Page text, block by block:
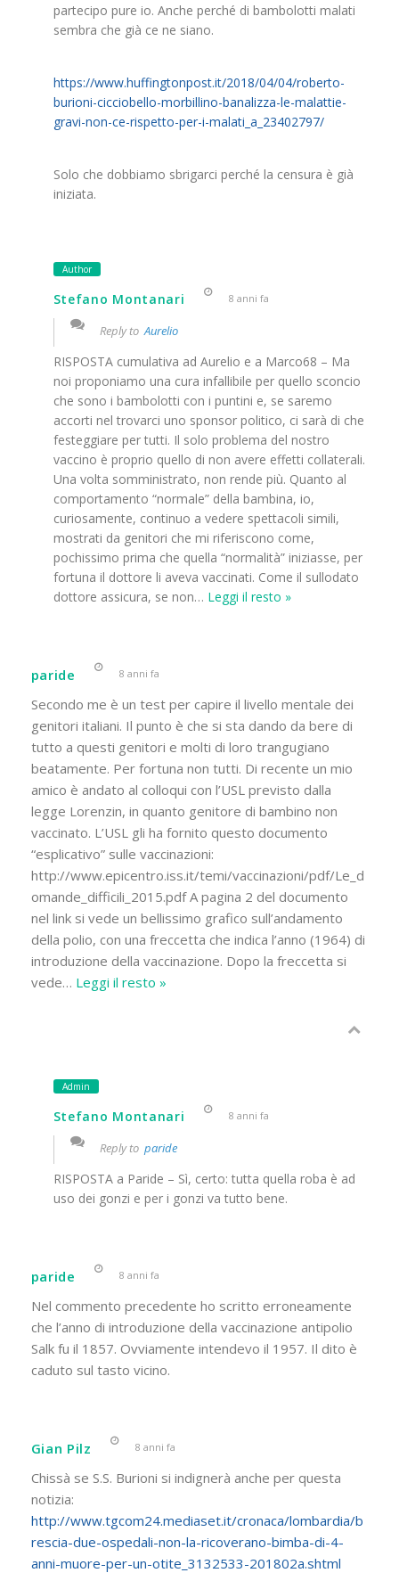
partecipo pure io. Anche perché di bambolotti malati
sembra che già ce ne siano.
https://www.huffingtonpost.it/2018/04/04/roberto-
burioni-cicciobello-morbillino-banalizza-le-malattie-
gravi-non-ce-rispetto-per-i-malati_a_23402797/
Solo che dobbiamo sbrigarci perché la censura è già
iniziata.
Author
Stefano Montanari 8 anni fa
Reply toAurelio
RISPOSTA cumulativa ad Aurelio e a Marco68 – Ma
noi proponiamo una cura infallibile per quello sconcio
che sono i bambolotti con i puntini e, se saremo
accorti nel trovarci uno sponsor politico, ci sarà di che
festeggiare per tutti. Il solo problema del nostro
vaccino è proprio quello di non avere effetti collaterali.
Una volta somministrato, non rende più. Quanto al
comportamento “normale” della bambina, io,
curiosamente, continuo a vedere spettacoli simili,
mostrati da genitori che mi riferiscono come,
pochissimo prima che quella “normalità” iniziasse, per
fortuna il dottore li aveva vaccinati. Come il sullodato
dottore assicura, se non… Leggi il resto »
paride 8 anni fa
Secondo me è un test per capire il livello mentale dei
genitori italiani. Il punto è che si sta dando da bere di
tutto a questi genitori e molti di loro trangugiano
beatamente. Per fortuna non tutti. Di recente un mio
amico è andato al colloqui con l’USL previsto dalla
legge Lorenzin, in quanto genitore di bambino non
vaccinato. L’USL gli ha fornito questo documento
“esplicativo” sulle vaccinazioni:
http://www.epicentro.iss.it/temi/vaccinazioni/pdf/Le_d
omande_difficili_2015.pdf A pagina 2 del documento
nel link si vede un bellissimo grafico sull’andamento
della polio, con una freccetta che indica l’anno (1964) di
introduzione della vaccinazione. Dopo la freccetta si
vede… Leggi il resto »
Admin
Stefano Montanari 8 anni fa
Reply to paride
RISPOSTA a Paride – Sì, certo: tutta quella roba è ad
uso dei gonzi e per i gonzi va tutto bene.
paride 8 anni fa
Nel commento precedente ho scritto erroneamente
che l’anno di introduzione della vaccinazione antipolio
Salk fu il 1857. Ovviamente intendevo il 1957. Il dito è
caduto sul tasto vicino.
Gian Pilz 8 anni fa
Chissà se S.S. Burioni si indignerà anche per questa
notizia:
http://www.tgcom24.mediaset.it/cronaca/lombardia/b
rescia-due-ospedali-non-la-ricoverano-bimba-di-4-
anni-muore-per-un-otite_3132533-201802a.shtml